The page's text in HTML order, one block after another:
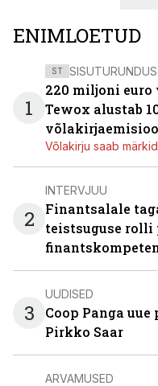
ENIMLOETUD
1
ST SISUTURUNDUS
220 miljoni
Tewox alustab
Võlakirju saab
2
INTERVJUU
Finantsalale
teistsuguse
3
UUDISED
Coop Panga
Pirkko Saar
ARVAMUSED